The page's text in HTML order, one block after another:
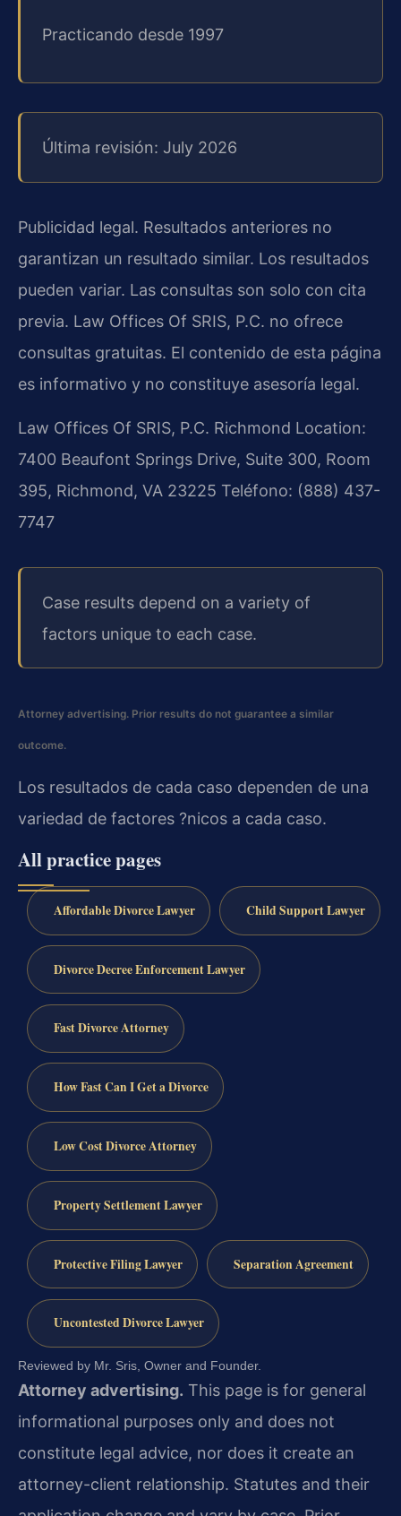
Practicando desde 1997
Última revisión: July 2026
Publicidad legal. Resultados anteriores no
garantizan un resultado similar. Los resultados
pueden variar. Las consultas son solo con cita
previa. Law Offices Of SRIS, P.C. no ofrece
consultas gratuitas. El contenido de esta página
es informativo y no constituye asesoría legal.
Law Offices Of SRIS, P.C. Richmond Location:
7400 Beaufont Springs Drive, Suite 300, Room
395, Richmond, VA 23225 Teléfono: (888) 437-
7747
Case results depend on a variety of
factors unique to each case.
Attorney advertising. Prior results do not guarantee a similar
outcome.
Los resultados de cada caso dependen de una
variedad de factores ?nicos a cada caso.
All practice pages
Affordable Divorce Lawyer Child Support Lawyer
Divorce Decree Enforcement Lawyer
Fast Divorce Attorney
How Fast Can I Get a Divorce
Low Cost Divorce Attorney
Property Settlement Lawyer
Protective Filing Lawyer Separation Agreement
Uncontested Divorce Lawyer
Reviewed by Mr. Sris, Owner and Founder.
Attorney advertising. This page is for general
informational purposes only and does not
constitute legal advice, nor does it create an
attorney-client relationship. Statutes and their